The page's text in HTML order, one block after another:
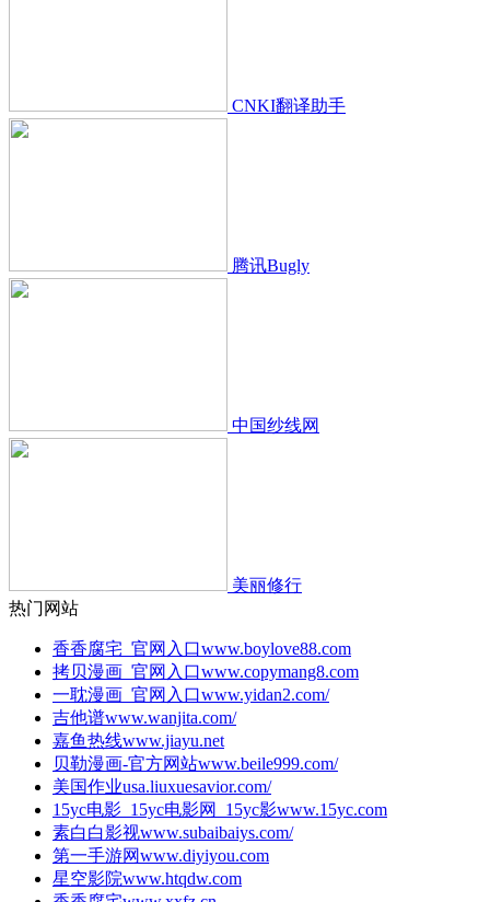
CNKI翻译助手
腾讯Bugly
中国纱线网
美丽修行
热门网站
香香腐宅_官网入口www.boylove88.com
拷贝漫画_官网入口www.copymang8.com
一耽漫画_官网入口www.yidan2.com/
吉他谱www.wanjita.com/
嘉鱼热线www.jiayu.net
贝勒漫画-官方网站www.beile999.com/
美国作业usa.liuxuesavior.com/
15yc电影_15yc电影网_15yc影www.15yc.com
素白白影视www.subaibaiys.com/
第一手游网www.diyiyou.com
星空影院www.htqdw.com